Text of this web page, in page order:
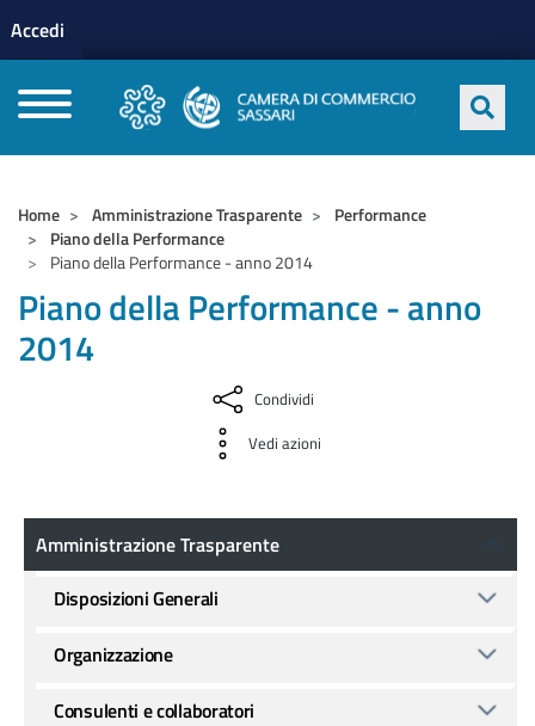
profilo utente
Accedi
Home Amministrazione Trasparente
Performance
Piano della Performance
Piano della Performance - anno 2014
Piano della Performance - anno
2014
Condividi
Vedi azioni
Amministrazione Trasparente
Amministrazione Trasparente
Disposizioni Generali
Organizzazione
Consulenti e collaboratori